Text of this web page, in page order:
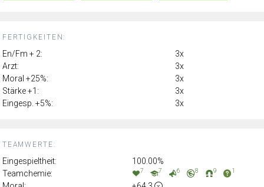
TEAMWERTE:
Eingespieltheit:
100.00%
Teamchemie:
7 7 6 8 9 1
FERTIGKEITEN:
En/Fm + 2:
3x
Arzt:
3x
Moral +25%:
3x
Stärke +1:
3x
Eingesp. +5%:
3x